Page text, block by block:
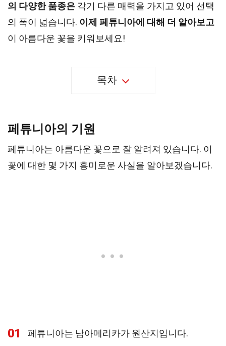
의 다양한 품종은 각기 다른 매력을 가지고 있어 선택
의 폭이 넓습니다. 이제 페튜니아에 대해 더 알아보고
이 아름다운 꽃을 키워보세요!
목차
페튜니아의 기원
페튜니아는 아름다운 꽃으로 잘 알려져 있습니다. 이
꽃에 대한 몇 가지 흥미로운 사실을 알아보겠습니다.
01 페튜니아는 남아메리카가 원산지입니다.